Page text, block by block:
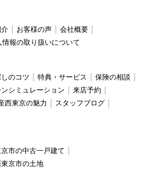
お客様の声
会社概要
情報の取り扱いについて
のコツ 特典・サービス
保険の相談
ンシミュレーション
来店予約
西東京の魅力
スタッフブログ
市の中古一戸建て
京市の土地